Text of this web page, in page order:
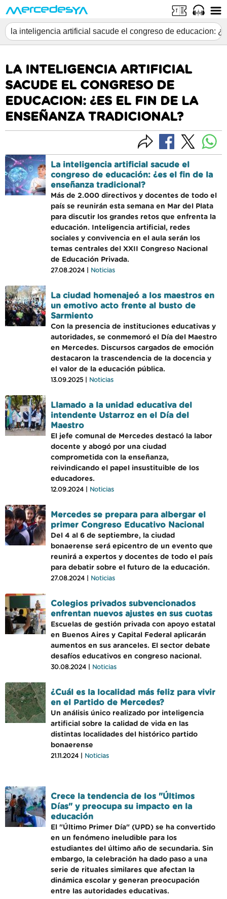
LA INTELIGENCIA ARTIFICIAL
SACUDE EL CONGRESO DE
EDUCACION: ¿ES EL FIN DE LA
ENSEÑANZA TRADICIONAL?
La inteligencia artificial sacude el
congreso de educación: ¿es el fin de la
enseñanza tradicional?
Más de 2.000 directivos y docentes de todo el
país se reunirán esta semana en Mar del Plata
para discutir los grandes retos que enfrenta la
educación. Inteligencia artificial, redes
sociales y convivencia en el aula serán los
temas centrales del XXII Congreso Nacional
de Educación Privada.
27.08.2024 | Noticias
La ciudad homenajeó a los maestros en
un emotivo acto frente al busto de
Sarmiento
Con la presencia de instituciones educativas y
autoridades, se conmemoró el Día del Maestro
en Mercedes. Discursos cargados de emoción
destacaron la trascendencia de la docencia y
el valor de la educación pública.
13.09.2025 | Noticias
Llamado a la unidad educativa del
intendente Ustarroz en el Día del
Maestro
El jefe comunal de Mercedes destacó la labor
docente y abogó por una ciudad
comprometida con la enseñanza,
reivindicando el papel insustituible de los
educadores.
12.09.2024 | Noticias
Mercedes se prepara para albergar el
primer Congreso Educativo Nacional
Del 4 al 6 de septiembre, la ciudad
bonaerense será epicentro de un evento que
reunirá a expertos y docentes de todo el país
para debatir sobre el futuro de la educación.
27.08.2024 | Noticias
Colegios privados subvencionados
enfrentan nuevos ajustes en sus cuotas
Escuelas de gestión privada con apoyo estatal
en Buenos Aires y Capital Federal aplicarán
aumentos en sus aranceles. El sector debate
desafíos educativos en congreso nacional.
30.08.2024 | Noticias
¿Cuál es la localidad más feliz para vivir
en el Partido de Mercedes?
Un análisis único realizado por inteligencia
artificial sobre la calidad de vida en las
distintas localidades del histórico partido
bonaerense
21.11.2024 | Noticias
Crece la tendencia de los "Últimos
Días" y preocupa su impacto en la
educación
El "Último Primer Día" (UPD) se ha convertido
en un fenómeno ineludible para los
estudiantes del último año de secundaria. Sin
embargo, la celebración ha dado paso a una
serie de rituales similares que afectan la
dinámica escolar y generan preocupación
entre las autoridades educativas.